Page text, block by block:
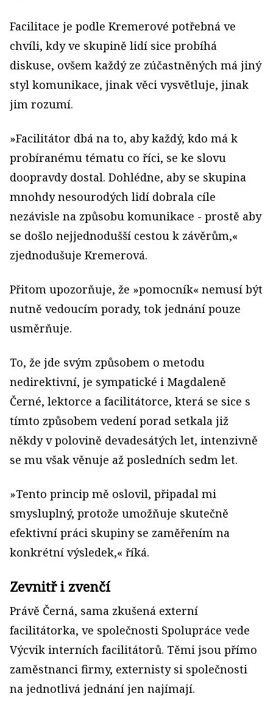
Facilitace je podle Kremerové potřebná ve
chvíli, kdy ve skupině lidí sice probíhá
diskuse, ovšem každý ze zúčastněných má jiný
styl komunikace, jinak věci vysvětluje, jinak
jim rozumí.
»Facilitátor dbá na to, aby každý, kdo má k
probíranému tématu co říci, se ke slovu
doopravdy dostal. Dohlédne, aby se skupina
mnohdy nesourodých lidí dobrala cíle
nezávisle na způsobu komunikace - prostě aby
se došlo nejjednodušší cestou k závěrům,«
zjednodušuje Kremerová.
Přitom upozorňuje, že »pomocník« nemusí být
nutně vedoucím porady, tok jednání pouze
usměrňuje.
To, že jde svým způsobem o metodu
nedirektivní, je sympatické i Magdaleně
Černé, lektorce a facilitátorce, která se sice s
tímto způsobem vedení porad setkala již
někdy v polovině devadesátých let, intenzivně
se mu však věnuje až posledních sedm let.
»Tento princip mě oslovil, připadal mi
smysluplný, protože umožňuje skutečně
efektivní práci skupiny se zaměřením na
konkrétní výsledek,« říká.
Zevnitř i zvenčí
Právě Černá, sama zkušená externí
facilitátorka, ve společnosti Spolupráce vede
Výcvik interních facilitátorů. Těmi jsou přímo
zaměstnanci firmy, externisty si společnosti
na jednotlivá jednání jen najímají.